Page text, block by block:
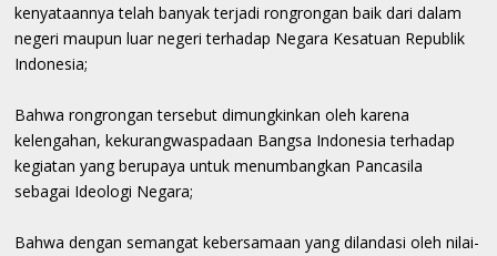
kenyataannya telah banyak terjadi rongrongan baik dari dalam
negeri maupun luar negeri terhadap Negara Kesatuan Republik
Indonesia;
Bahwa rongrongan tersebut dimungkinkan oleh karena
kelengahan, kekurangwaspadaan Bangsa Indonesia terhadap
kegiatan yang berupaya untuk menumbangkan Pancasila
sebagai Ideologi Negara;
Bahwa dengan semangat kebersamaan yang dilandasi oleh nilai-